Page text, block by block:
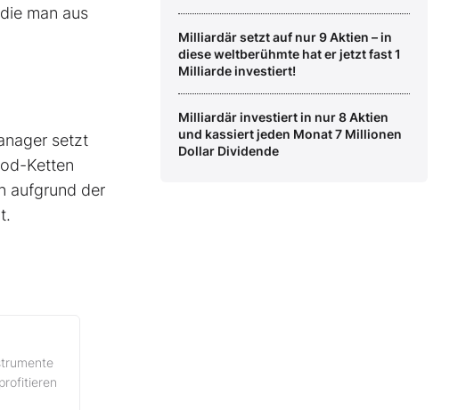
man aus
setzt
Ketten
aufgrund der
Milliardär setzt auf nur 9 Aktien – in
diese weltberühmte hat er jetzt fast 1
Milliarde investiert!
Milliardär investiert in nur 8 Aktien
und kassiert jeden Monat 7 Millionen
Dollar Dividende